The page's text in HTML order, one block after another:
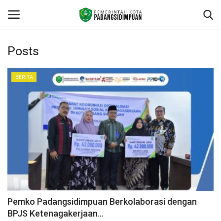
Beranda
KONTAK
PROFILE
GEOGRAFIS DAERAH
DEMOGRAFI
Posts
BERITA
Pemko Padangsidimpuan Berkolaborasi dengan
BPJS Ketenagakerjaan...